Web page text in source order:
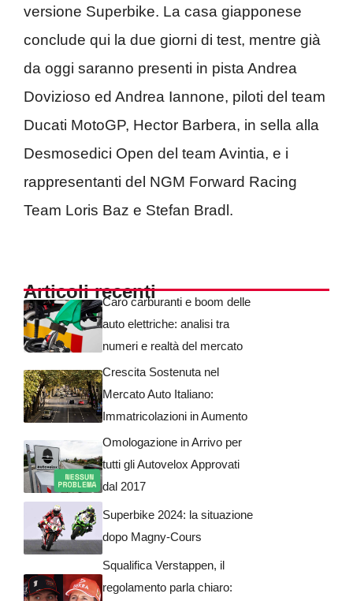
versione Superbike. La casa giapponese
conclude qui la due giorni di test, mentre già
da oggi saranno presenti in pista Andrea
Dovizioso ed Andrea Iannone, piloti del team
Ducati MotoGP, Hector Barbera, in sella alla
Desmosedici Open del team Avintia, e i
rappresentanti del NGM Forward Racing
Team Loris Baz e Stefan Bradl.
Articoli recentiCaro carburanti e boom delle
auto elettriche: analisi tra
numeri e realtà del mercato
Crescita Sostenuta nel
Mercato Auto Italiano:
Immatricolazioni in Aumento
Omologazione in Arrivo per
tutti gli Autovelox Approvati
dal 2017
Superbike 2024: la situazione
dopo Magny-Cours
Squalifica Verstappen, il
regolamento parla chiaro: